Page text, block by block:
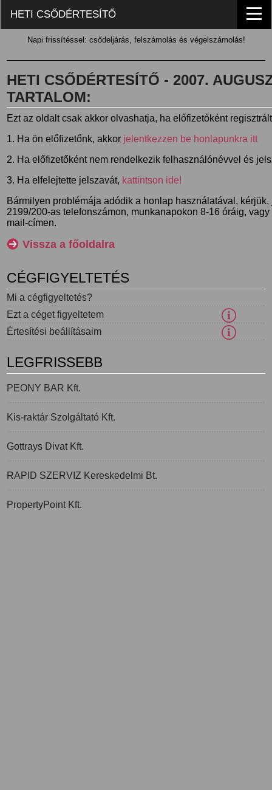
HETI CSŐDÉRTESÍTŐ
Napi frissítéssel: csődeljárás, felszámolás és végelszámolás!
HETI CSŐDÉRTESÍTŐ - 2007.
TARTALOM:
Ezt az oldalt csak akkor olvashatja, ha előfizetőként
1. Ha ön előfizetőnk, akkor jelentkezzen be honlapunkra itt
2. Ha előfizetőként nem rendelkezik felhasználónévvel és
3. Ha elfelejtette jelszavát, kattintson ide!
Bármilyen problémája adódik a honlap használatával,
2199/200-as telefonszámon, munkanapokon 8-16 óráig,
mail-címen.
Vissza a főoldalra
CÉGFIGYELTETÉS
Mi a cégfigyeltetés?
Ezt a céget figyeltetem
Értesítési beállításaim
LEGFRISSEBB
PEONY BAR Kft.
Kis-raktár Szolgáltató Kft.
Gottrays Divat Kft.
RAPID SZERVIZ Kereskedelmi Bt.
PropertyPoint Kft.